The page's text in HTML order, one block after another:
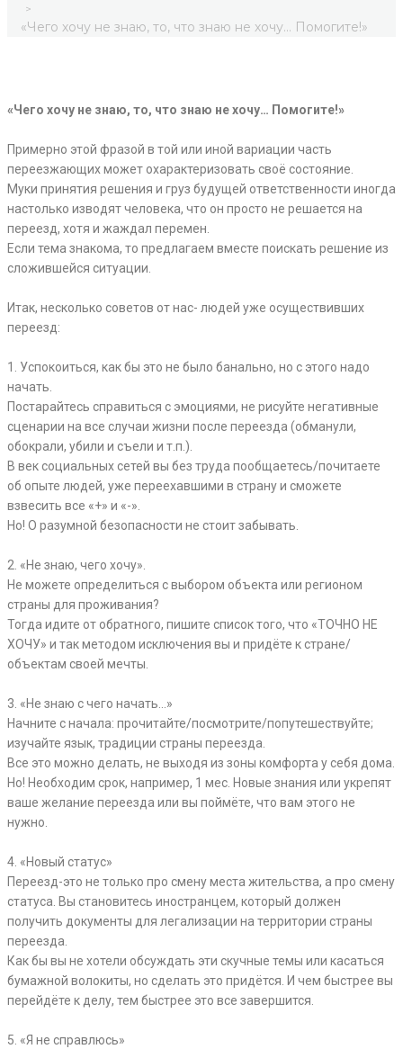
>
«Чего хочу не знаю, то, что знаю не хочу… Помогите!»
«Чего хочу не знаю, то, что знаю не хочу… Помогите!»
Примерно этой фразой в той или иной вариации часть
переезжающих может охарактеризовать своё состояние.
Муки принятия решения и груз будущей ответственности иногда
настолько изводят человека, что он просто не решается на
переезд, хотя и жаждал перемен.
Если тема знакома, то предлагаем вместе поискать решение из
сложившейся ситуации.
Итак, несколько советов от нас- людей уже осуществивших
переезд:
1. Успокоиться, как бы это не было банально, но с этого надо
начать.
Постарайтесь справиться с эмоциями, не рисуйте негативные
сценарии на все случаи жизни после переезда (обманули,
обокрали, убили и съели и т.п.).
В век социальных сетей вы без труда пообщаетесь/почитаете
об опыте людей, уже переехавшими в страну и сможете
взвесить все «+» и «-».
Но! О разумной безопасности не стоит забывать.
2. «Не знаю, чего хочу».
Не можете определиться с выбором объекта или регионом
страны для проживания?
Тогда идите от обратного, пишите список того, что «ТОЧНО НЕ
ХОЧУ» и так методом исключения вы и придёте к стране/
объектам своей мечты.
3. «Не знаю с чего начать…»
Начните с начала: прочитайте/посмотрите/попутешествуйте;
изучайте язык, традиции страны переезда.
Все это можно делать, не выходя из зоны комфорта у себя дома.
Но! Необходим срок, например, 1 мес. Новые знания или укрепят
ваше желание переезда или вы поймёте, что вам этого не
нужно.
4. «Новый статус»
Переезд-это не только про смену места жительства, а про смену
статуса. Вы становитесь иностранцем, который должен
получить документы для легализации на территории страны
переезда.
Как бы вы не хотели обсуждать эти скучные темы или касаться
бумажной волокиты, но сделать это придётся. И чем быстрее вы
перейдёте к делу, тем быстрее это все завершится.
5. «Я не справлюсь»